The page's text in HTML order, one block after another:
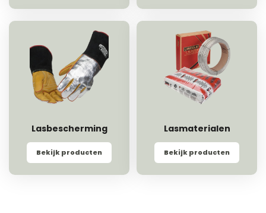
Lasbescherming
Bekijk producten
Lasmaterialen
Bekijk producten